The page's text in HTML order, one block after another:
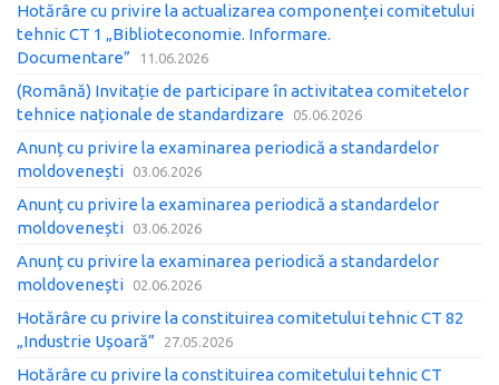
Hotărâre cu privire la actualizarea componenței comitetului
tehnic CT 1 „Biblioteconomie. Informare.
Documentare”
11.06.2026
(Română) Invitație de participare în activitatea comitetelor
tehnice naționale de standardizare
05.06.2026
Anunț cu privire la examinarea periodică a standardelor
moldovenești
03.06.2026
Anunț cu privire la examinarea periodică a standardelor
moldovenești
03.06.2026
Anunț cu privire la examinarea periodică a standardelor
moldovenești
02.06.2026
Hotărâre cu privire la constituirea comitetului tehnic CT 82
„Industrie Ușoară”
27.05.2026
Hotărâre cu privire la constituirea comitetului tehnic CT